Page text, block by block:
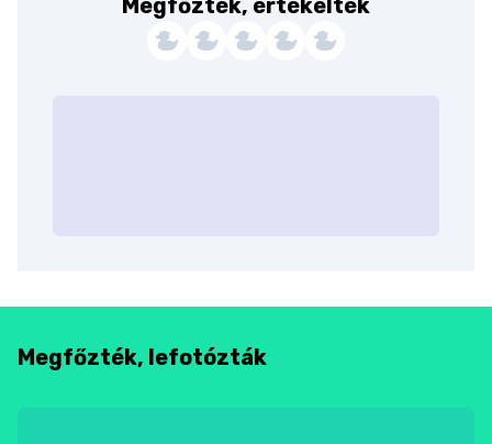
Megfőzték, értékelték
Megfőzték, lefotózták